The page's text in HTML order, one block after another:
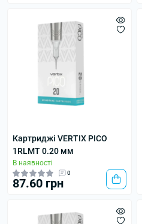
Картриджі VERTIX PICO
1RLMT 0.20 мм
В наявності
0
87.60 грн